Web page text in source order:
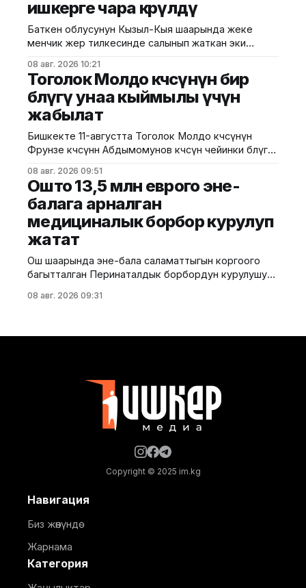
чет өлкөлүк мекемелерге менчикке, ижарага же
туруктуу пайдаланууга берилген эмес.
Белгилегендей, “Гармония сулуулукту жаратат:
Байыркы Кытай цивилизациясынын көркөм өнөр
ишкерге чара көрүлдү
Баткен облусунун Кызыл-Кыя шаарында жеке
менчик жер тилкесинде салынып жаткан эки
бузуулар аныкталды. Бул тууралуу Курулуш,
архитектура жана турак жай-коммуналдык чарба
министрлигинин басма сөз кызматы билдирди.
Маалыматка ылайык, Кулатов көчөсүндө жайгашкан
жана долбоордук документтер таризделбестен
жүргүзүлгөн. Жер казууда
08 авг. 2026 10:21
Тоголок Молдо көчөсүнүн бир
бөлүгү унаа кыймылы үчүн
жабылат
Бишкекте 11-августта Тоголок Молдо көчөсүнүн
Фрунзе көчөсүнөн Абдымомунов көчөсүнө чейинки бөлүгү
мэриясынын билдиришкендей, аталган тилкеде
бул убакта курулуш иштери жүргүзүлөт. Ал эми
Фрунзе жана Панфилов көчөлөрүнүн кесилиши
кайрадан унаалар үчүн ачылат. Мэрия
айдоочуларды жол кыймылындагы убактылуу
өзгөрүүлөрдү эске алып, жол белгилеринин
талаптарын так
08 авг. 2026 09:51
Ошто 13,5 млн еврого эне-
балага арналган
медициналык борбор курулуп
жатат
Ош шаарында эне-бала саламаттыгын коргоого
багытталган Перинаталдык борбордун курулушу
министрлигинин басма сөз кызматы билдирди.
энелерге жана ымыркайларга
08 авг. 2026 09:31
Copyright © 2025 im.kg
Навигация
Биз жөнүндө
Жарнама
Категория